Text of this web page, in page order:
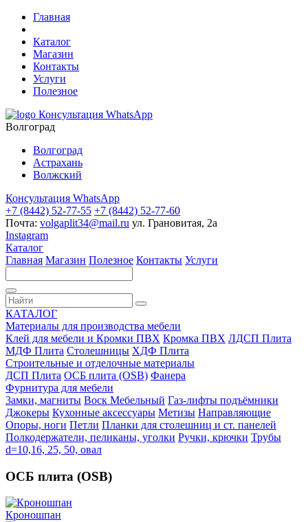
Главная
Каталог
Магазин
Контакты
Услуги
Полезное
Консультация WhatsApp
Волгоград
Волгоград
Астрахань
Волжский
Консультация WhatsApp
+7 (8442) 52-77-55 +7 (8442) 52-77-60
Почта: volgaplit34@mail.ru ул. Грановитая, 2а
Instagram
Каталог
Главная Магазин Полезное Контакты Услуги
КАТАЛОГ
Материалы для производства мебели
Клей для мебели и Кромки ПВХ Кромка ПВХ ЛДСП Плита
МДФ Плита Столешницы ХДФ Плита
Строительные и отделочные материалы
ДСП Плита ОСБ плита (OSB) Фанера
Фурнитура для мебели
3амки, магниты Воск Мебельный Газ-лифты подъёмники
Джокеры Кухонные аксессуары Метизы Направляющие
Опоры, ноги Петли Планки для столешниц и ст. панелей
Полкодержатели, пеликаны, уголки Ручки, крючки Трубы
d=10,16, 25, 50, овал
ОСБ плита (OSB)
Кроношпан